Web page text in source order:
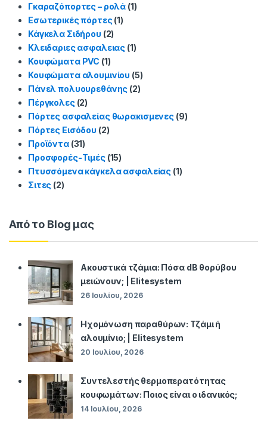
Γκαραζόπορτες – ρολά (1)
Εσωτερικές πόρτες(1)
Κάγκελα Σιδήρου (2)
Κλειδαριες ασφαλειας (1)
Κουφώματα PVC (1)
Κουφώματα αλουμινίου (5)
Πάνελ πολυουρεθάνης (2)
Πέργκολες(2)
Πόρτες ασφαλείας θωρακισμενες(9)
Πόρτες Εισόδου (2)
Προϊόντα(31)
Προσφορές-Τιμές(15)
Πτυσσόμενα κάγκελα ασφαλείας (1)
Σιτες (2)
Από το Blog μας
Ακουστικά τζάμια: Πόσα dB θορύβου
μειώνουν; | Elitesystem
26 Ιουλίου, 2026
Ηχομόνωση παραθύρων: Τζάμι ή
αλουμίνιο; | Elitesystem
20 Ιουλίου, 2026
Συντελεστής θερμοπερατότητας
κουφωμάτων: Ποιος είναι ο ιδανικός;
14 Ιουλίου, 2026